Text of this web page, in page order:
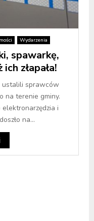
Wydarzenia
spawarkę,
złapała!
ustalili sprawców
na terenie gminy.
i
na...